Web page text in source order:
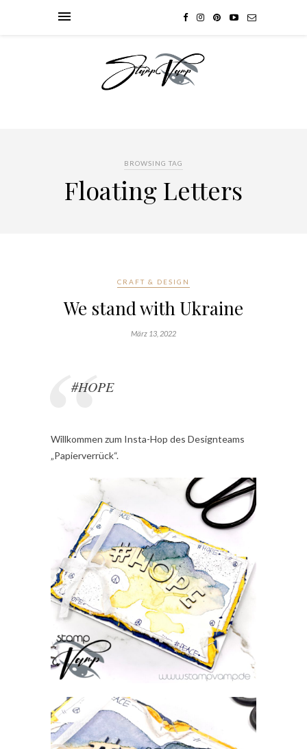
BROWSING TAG
Floating Letters
CRAFT & DESIGN
We stand with Ukraine
März 13, 2022
#HOPE
Willkommen zum Insta-Hop des Designteams
„Papierverrück“.